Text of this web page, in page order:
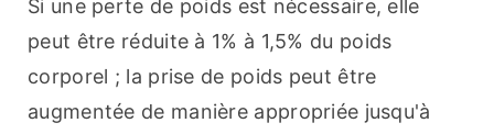
Si une perte de poids est nécessaire, elle
peut être réduite à 1% à 1,5% du poids
corporel ; la prise de poids peut être
augmentée de manière appropriée jusqu'à